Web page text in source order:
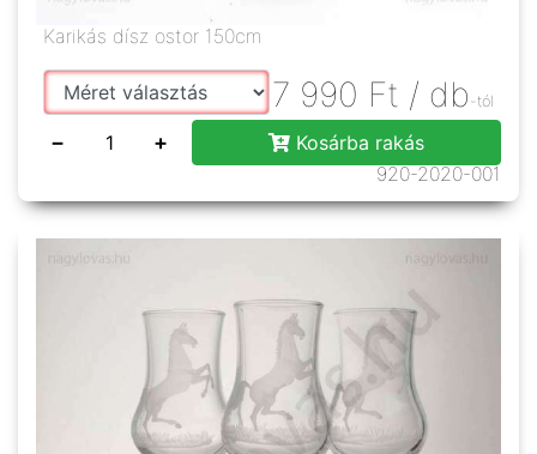
Karikás dísz ostor 150cm
7 990 Ft / db -tól
− +
Kosárba rakás
920-2020-001